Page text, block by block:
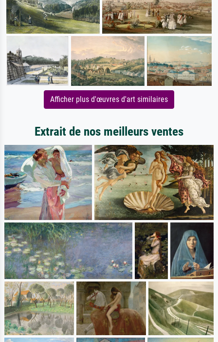
Afficher plus d'œuvres d'art similaires
Extrait de nos meilleurs ventes